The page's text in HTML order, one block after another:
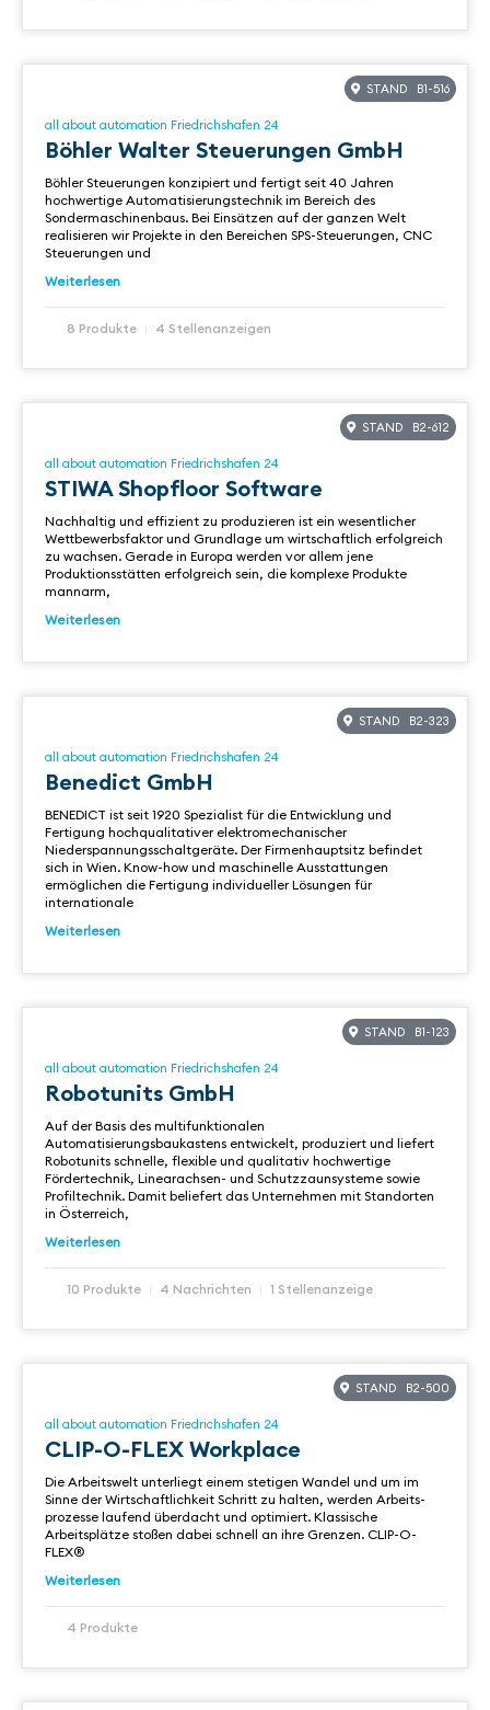
STAND B1-516
all about automation Friedrichshafen 24
Böhler Walter Steuerungen GmbH
Böhler Steuerungen konzipiert und fertigt seit 40 Jahren
hochwertige Automatisierungstechnik im Bereich des
Sondermaschinenbaus. Bei Einsätzen auf der ganzen Welt
realisieren wir Projekte in den Bereichen SPS-Steuerungen, CNC
Steuerungen und
Weiterlesen
8 Produkte 4 Stellenanzeigen
STAND B2-612
all about automation Friedrichshafen 24
STIWA Shopfloor Software
Nachhaltig und effizient zu produzieren ist ein wesentlicher
Wettbewerbsfaktor und Grundlage um wirtschaftlich erfolgreich
zu wachsen. Gerade in Europa werden vor allem jene
Produktionsstätten erfolgreich sein, die komplexe Produkte
mannarm,
Weiterlesen
STAND B2-323
all about automation Friedrichshafen 24
Benedict GmbH
BENEDICT ist seit 1920 Spezialist für die Entwicklung und
Fertigung hochqualitativer elektromechanischer
Niederspannungsschaltgeräte. Der Firmenhauptsitz befindet
sich in Wien. Know-how und maschinelle Ausstattungen
ermöglichen die Fertigung individueller Lösungen für
internationale
Weiterlesen
STAND B1-123
all about automation Friedrichshafen 24
Robotunits GmbH
Auf der Basis des multifunktionalen
Automatisierungsbaukastens entwickelt, produziert und liefert
Robotunits schnelle, flexible und qualitativ hochwertige
Fördertechnik, Linearachsen- und Schutzzaunsysteme sowie
Profiltechnik. Damit beliefert das Unternehmen mit Standorten
in Österreich,
Weiterlesen
10 Produkte 4 Nachrichten 1 Stellenanzeige
STAND B2-500
all about automation Friedrichshafen 24
CLIP-O-FLEX Workplace
Die Arbeitswelt unterliegt einem stetigen Wandel und um im
Sinne der Wirtschaftlichkeit Schritt zu halten, werden Arbeits­
prozesse laufend überdacht und optimiert. Klassische
Arbeitsplätze stoßen dabei schnell an ihre Grenzen. CLIP-O-
FLEX®
Weiterlesen
4 Produkte